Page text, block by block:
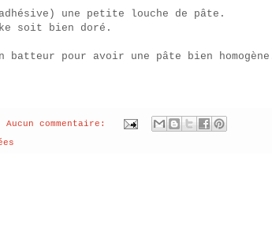
une petite louche de pâte.
soit bien doré.
pour avoir une pâte bien
Aucun commentaire: